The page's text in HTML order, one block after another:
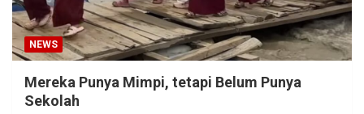
NEWS
Mereka Punya Mimpi, tetapi Belum Punya
Sekolah